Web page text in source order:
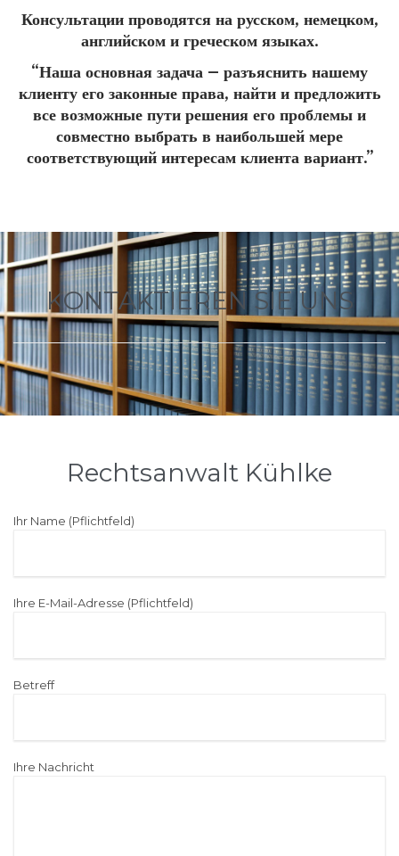
Консультации проводятся на русском, немецком,
английском и греческом языках.
“Наша основная задача – разъяснить нашему
клиенту его законные права, найти и предложить
все возможные пути решения его проблемы и
совместно выбрать в наибольшей мере
соответствующий интересам клиента вариант.”
KONTAKTIEREN SIE UNS
Rechtsanwalt Kühlke
Ihr Name (Pflichtfeld)
Ihre E-Mail-Adresse (Pflichtfeld)
Betreff
Ihre Nachricht